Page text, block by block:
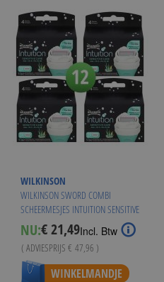
WILKINSON
WILKINSON SWORD COMBI
SCHEERMESJES INTUITION SENSITIVE
12 MESJES
NU:Special
Price
€ 21,49Incl. Btw
( ADVIESPRIJS € 47,96 )
Vanaf € 20,95
WINKELMANDJE